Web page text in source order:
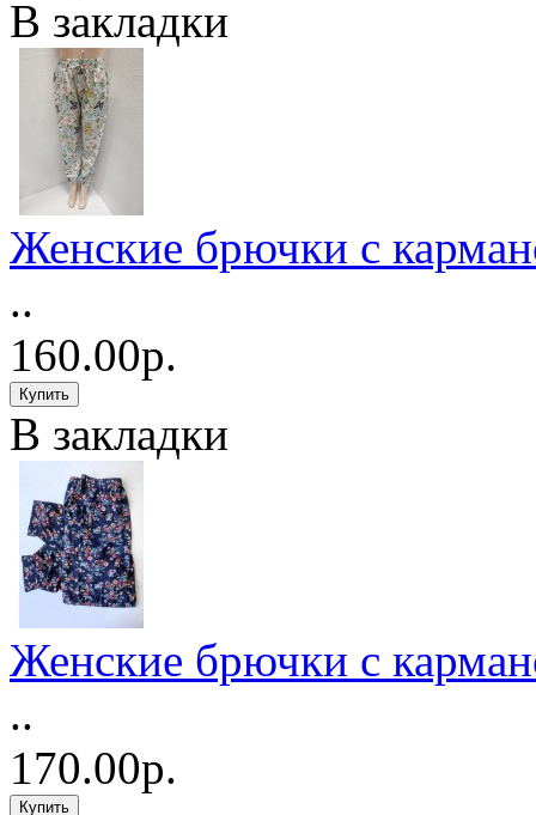
В закладки
Женские брючки с
..
160.00р.
В закладки
Женские брючки с
..
170.00р.